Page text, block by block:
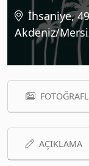
İhsaniye,
Akdeniz/
AÇIKLAMA